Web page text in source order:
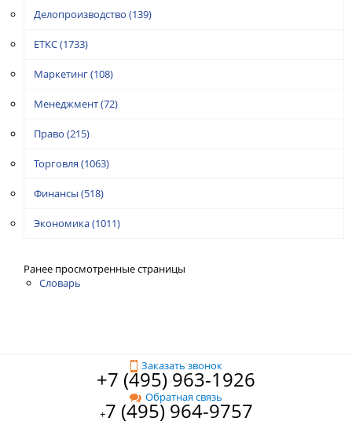
Делопроизводство (139)
ЕТКС(1733)
Маркетинг(108)
Менеджмент(72)
Право (215)
Торговля (1063)
Финансы (518)
Экономика(1011)
Ранее просмотренные страницы
Словарь
Заказать звонок
+7 (495) 963-1926
Обратная связь
+7 (495) 964-9757